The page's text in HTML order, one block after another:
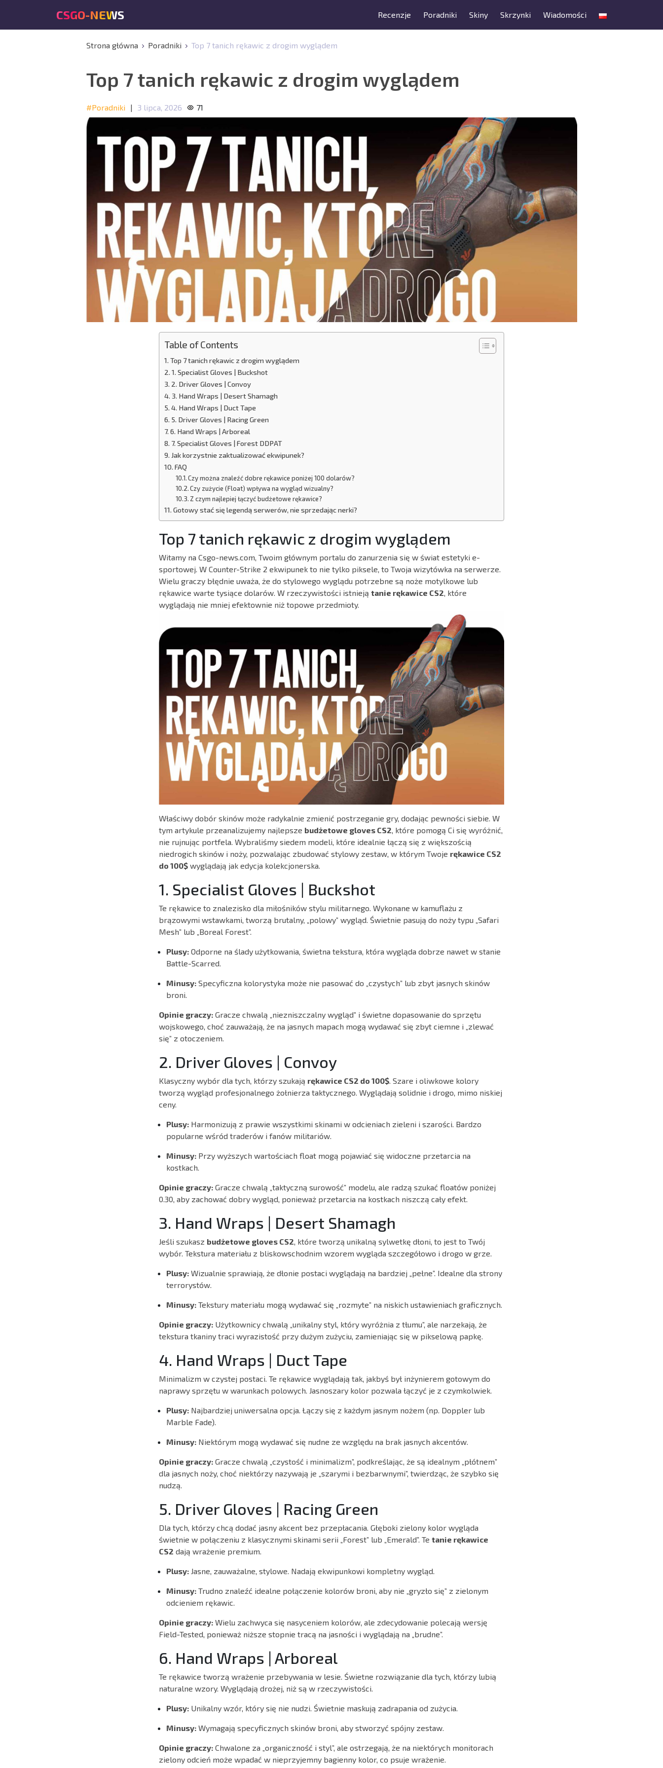
CSGO-NEWS Recenzje Poradniki Skiny Skrzynki Wiadomości
Strona główna Poradniki Top 7 tanich rękawic z drogim wyglądem
Top 7 tanich rękawic z drogim wyglądem
#Poradniki | 3 lipca, 2026 71
Table of Contents
Top 7 tanich rękawic z drogim wyglądem
1. Specialist Gloves | Buckshot
2. Driver Gloves | Convoy
3. Hand Wraps | Desert Shamagh
4. Hand Wraps | Duct Tape
5. Driver Gloves | Racing Green
6. Hand Wraps | Arboreal
7. Specialist Gloves | Forest DDPAT
Jak korzystnie zaktualizować ekwipunek?
FAQ
Czy można znaleźć dobre rękawice poniżej 100 dolarów?
Czy zużycie (Float) wpływa na wygląd wizualny?
Z czym najlepiej łączyć budżetowe rękawice?
Gotowy stać się legendą serwerów, nie sprzedając nerki?
Top 7 tanich rękawic z drogim wyglądem
Witamy na Csgo-news.com, Twoim głównym portalu do zanurzenia się w świat estetyki e-
sportowej. W Counter-Strike 2 ekwipunek to nie tylko piksele, to Twoja wizytówka na serwerze.
Wielu graczy błędnie uważa, że do stylowego wyglądu potrzebne są noże motylkowe lub
rękawice warte tysiące dolarów. W rzeczywistości istnieją tanie rękawice CS2 , które
wyglądają nie mniej efektownie niż topowe przedmioty.
Właściwy dobór skinów może radykalnie zmienić postrzeganie gry, dodając pewności siebie. W
tym artykule przeanalizujemy najlepsze budżetowe gloves CS2, które pomogą Ci się wyróżnić,
nie rujnując portfela. Wybraliśmy siedem modeli, które idealnie łączą się z większością
niedrogich skinów i noży, pozwalając zbudować stylowy zestaw, w którym Twoje rękawice CS2
do 100$ wyglądają jak edycja kolekcjonerska.
1. Specialist Gloves | Buckshot
Te rękawice to znalezisko dla miłośników stylu militarnego. Wykonane w kamuflażu z
brązowymi wstawkami, tworzą brutalny, „polowy” wygląd. Świetnie pasują do noży typu „Safari
Mesh” lub „Boreal Forest”.
Plusy: Odporne na ślady użytkowania, świetna tekstura, która wygląda dobrze nawet w stanie
Battle-Scarred.
Minusy: Specyficzna kolorystyka może nie pasować do „czystych” lub zbyt jasnych skinów
broni.
Opinie graczy: Gracze chwalą „niezniszczalny wygląd” i świetne dopasowanie do sprzętu
wojskowego, choć zauważają, że na jasnych mapach mogą wydawać się zbyt ciemne i „zlewać
się” z otoczeniem.
2. Driver Gloves | Convoy
Klasyczny wybór dla tych, którzy szukają rękawice CS2 do 100$. Szare i oliwkowe kolory
tworzą wygląd profesjonalnego żołnierza taktycznego. Wyglądają solidnie i drogo, mimo niskiej
ceny.
Plusy: Harmonizują z prawie wszystkimi skinami w odcieniach zieleni i szarości. Bardzo
popularne wśród traderów i fanów militariów.
Minusy: Przy wyższych wartościach float mogą pojawiać się widoczne przetarcia na
kostkach.
Opinie graczy: Gracze chwalą „taktyczną surowość” modelu, ale radzą szukać floatów poniżej
0.30, aby zachować dobry wygląd, ponieważ przetarcia na kostkach niszczą cały efekt.
3. Hand Wraps | Desert Shamagh
Jeśli szukasz budżetowe gloves CS2, które tworzą unikalną sylwetkę dłoni, to jest to Twój
wybór. Tekstura materiału z bliskowschodnim wzorem wygląda szczegółowo i drogo w grze.
Plusy: Wizualnie sprawiają, że dłonie postaci wyglądają na bardziej „pełne”. Idealne dla strony
terrorystów.
Minusy: Tekstury materiału mogą wydawać się „rozmyte” na niskich ustawieniach graficznych.
Opinie graczy: Użytkownicy chwalą „unikalny styl, który wyróżnia z tłumu”, ale narzekają, że
tekstura tkaniny traci wyrazistość przy dużym zużyciu, zamieniając się w pikselową papkę.
4. Hand Wraps | Duct Tape
Minimalizm w czystej postaci. Te rękawice wyglądają tak, jakbyś był inżynierem gotowym do
naprawy sprzętu w warunkach polowych. Jasnoszary kolor pozwala łączyć je z czymkolwiek.
Plusy: Najbardziej uniwersalna opcja. Łączy się z każdym jasnym nożem (np. Doppler lub
Marble Fade).
Minusy: Niektórym mogą wydawać się nudne ze względu na brak jasnych akcentów.
Opinie graczy: Gracze chwalą „czystość i minimalizm”, podkreślając, że są idealnym „płótnem”
dla jasnych noży, choć niektórzy nazywają je „szarymi i bezbarwnymi”, twierdząc, że szybko się
nudzą.
5. Driver Gloves | Racing Green
Dla tych, którzy chcą dodać jasny akcent bez przepłacania. Głęboki zielony kolor wygląda
świetnie w połączeniu z klasycznymi skinami serii „Forest” lub „Emerald”. Te tanie rękawice
CS2 dają wrażenie premium.
Plusy: Jasne, zauważalne, stylowe. Nadają ekwipunkowi kompletny wygląd.
Minusy: Trudno znaleźć idealne połączenie kolorów broni, aby nie „gryzło się” z zielonym
odcieniem rękawic.
Opinie graczy: Wielu zachwyca się nasyceniem kolorów, ale zdecydowanie polecają wersję
Field-Tested, ponieważ niższe stopnie tracą na jasności i wyglądają na „brudne”.
6. Hand Wraps | Arboreal
Te rękawice tworzą wrażenie przebywania w lesie. Świetne rozwiązanie dla tych, którzy lubią
naturalne wzory. Wyglądają drożej, niż są w rzeczywistości.
Plusy: Unikalny wzór, który się nie nudzi. Świetnie maskują zadrapania od zużycia.
Minusy: Wymagają specyficznych skinów broni, aby stworzyć spójny zestaw.
Opinie graczy: Chwalone za „organiczność i styl”, ale ostrzegają, że na niektórych monitorach
zielony odcień może wpadać w nieprzyjemny bagienny kolor, co psuje wrażenie.